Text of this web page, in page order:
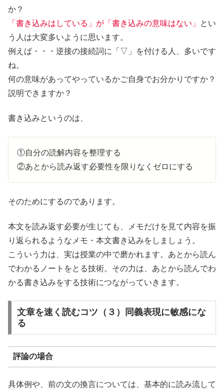
か？
「書き込みはしている」が「書き込みの意味はない」
とい
う人は大変多いように思います。
例えば・・・逆接の接続詞に「▽」を付ける人、多いです
ね。
何の意味があってやっているかご自身でお分かりですか？
説明できますか？
書き込みというのは、
①自分の読解内容を整理する
②あとから読み返す必要性を限りなくゼロにする
そのためにするのであります。
本文を読み返す必要が生じても、メモだけを見て内容を振
り返られるようなメモ・本文書き込みをしましょう。
こういう力は、実は授業の中で磨かれます。あとから読ん
でわかるノートをとる技術。その力は、あとから読んでわ
かる書き込みをする技術につながっていきます。
文章を速く読むコツ（３）同義表現に敏感にな
る
評論の場合
具体例や、前の文の換言については、基本的に読み流して